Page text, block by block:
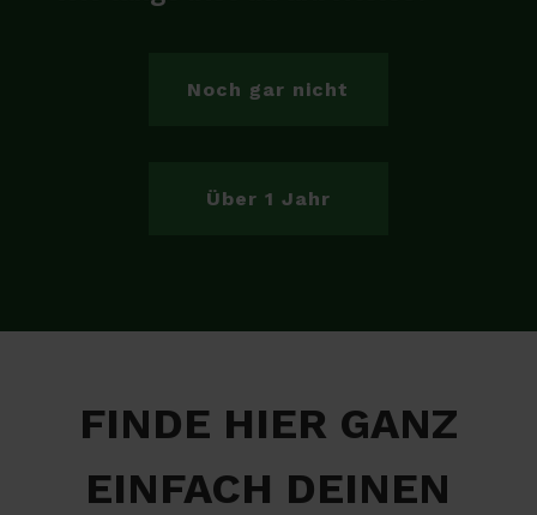
Noch gar nicht
Über 1 Jahr
FINDE HIER GANZ
EINFACH DEINEN